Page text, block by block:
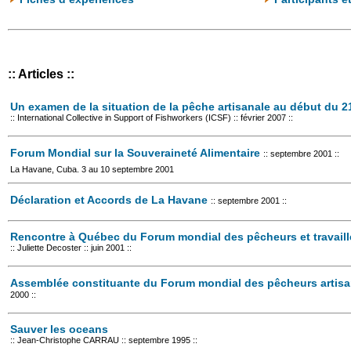
:: Articles ::
Un examen de la situation de la pêche artisanale au début du
:: International Collective in Support of Fishworkers (ICSF) :: février 2007 ::
Forum Mondial sur la Souveraineté Alimentaire :: septembre 2001 ::
La Havane, Cuba. 3 au 10 septembre 2001
Déclaration et Accords de La Havane :: septembre 2001 ::
Rencontre à Québec du Forum mondial des pêcheurs et
:: Juliette Decoster :: juin 2001 ::
Assemblée constituante du Forum mondial des pêcheurs
2000 ::
Sauver les oceans
:: Jean-Christophe CARRAU :: septembre 1995 ::